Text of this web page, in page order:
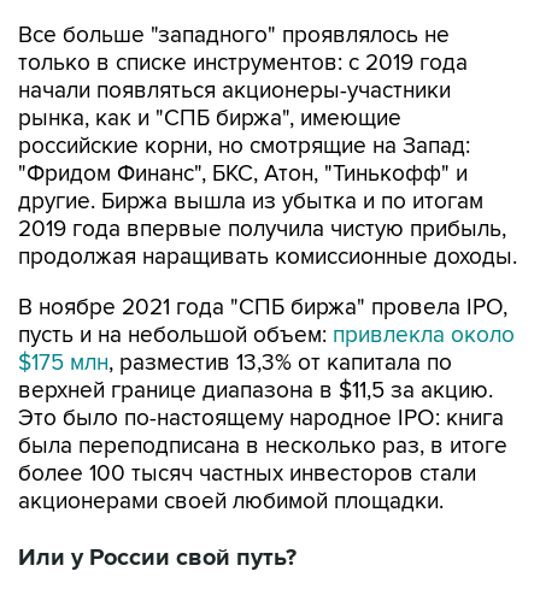
Все больше "западного" проявлялось не
только в списке инструментов: с 2019 года
начали появляться акционеры-участники
рынка, как и "СПБ биржа", имеющие
российские корни, но смотрящие на Запад:
"Фридом Финанс", БКС, Атон, "Тинькофф" и
другие. Биржа вышла из убытка и по итогам
2019 года впервые получила чистую прибыль,
продолжая наращивать комиссионные доходы.
В ноябре 2021 года "СПБ биржа" провела IPO,
пусть и на небольшой объем: привлекла около
$175 млн, разместив 13,3% от капитала по
верхней границе диапазона в $11,5 за акцию.
Это было по-настоящему народное IPO: книга
была переподписана в несколько раз, в итоге
более 100 тысяч частных инвесторов стали
акционерами своей любимой площадки.
Или у России свой путь?